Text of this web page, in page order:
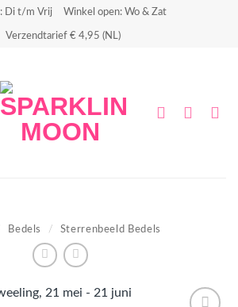
Di t/m Vrij Winkel open: Wo & Zat
Verzendtarief € 4,95 (NL)
Bedels / Sterrenbeeld Bedels